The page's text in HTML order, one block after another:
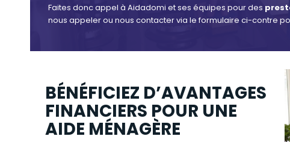
Faites donc appel à Aidadomi et ses équipes pour des
nous appeler ou nous contacter via le formulaire ci-contre
BÉNÉFICIEZ D’AVANTAGES
FINANCIERS POUR UNE
AIDE MÉNAGÈRE